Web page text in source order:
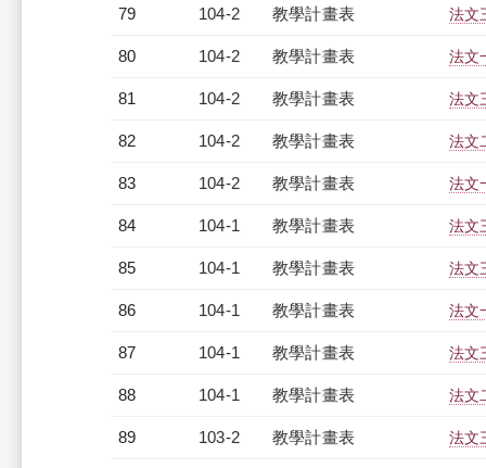
79 104-2 教學計畫表 法文
80 104-2 教學計畫表 法文
81 104-2 教學計畫表 法文
82 104-2 教學計畫表 法文
83 104-2 教學計畫表 法文
84 104-1 教學計畫表 法文
85 104-1 教學計畫表 法文
86 104-1 教學計畫表 法文
87 104-1 教學計畫表 法文
88 104-1 教學計畫表 法文
89 103-2 教學計畫表 法文